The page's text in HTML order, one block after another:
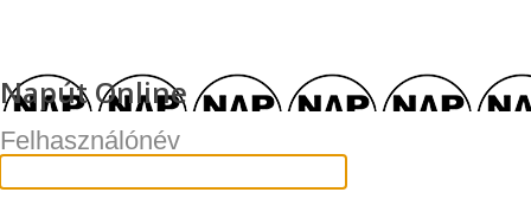
Napút Online
Felhasználónév